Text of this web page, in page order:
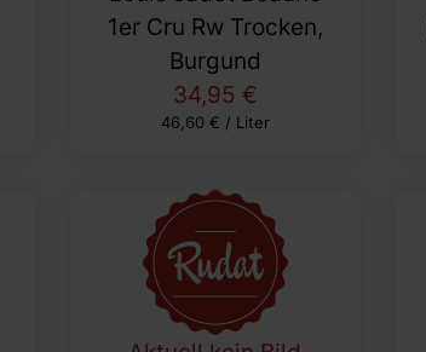
1er Cru Rw Trocken,
Burgund
34,95 €
46,60 € / Liter